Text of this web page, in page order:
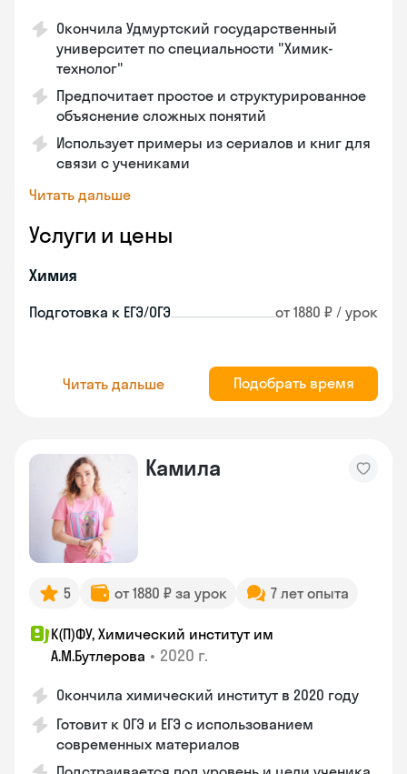
Окончила Удмуртский государственный
университет по специальности "Химик-
технолог"
Предпочитает простое и структурированное
объяснение сложных понятий
Использует примеры из сериалов и книг для
связи с учениками
Читать дальше
Услуги и цены
Химия
Подготовка к ЕГЭ/ОГЭ от 1880 ₽ / урок
Читать дальше Подобрать время
Камила
5 от 1880 ₽ за урок 7 лет опыта
К(П)ФУ, Химический институт им
А.М.Бутлерова • 2020 г.
Окончила химический институт в 2020 году
Готовит к ОГЭ и ЕГЭ с использованием
современных материалов